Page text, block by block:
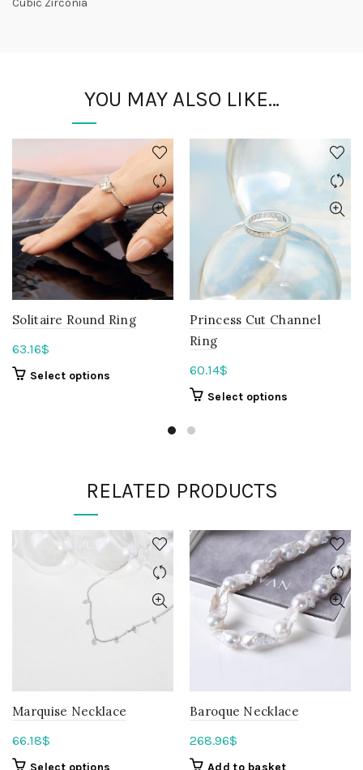
Cubic Zirconia
YOU MAY ALSO LIKE…
Solitaire Round Ring
63.16$
Select options
Princess Cut Channel
Ring
60.14$
Select options
RELATED PRODUCTS
Marquise Necklace
66.18$
Baroque Necklace
268.96$